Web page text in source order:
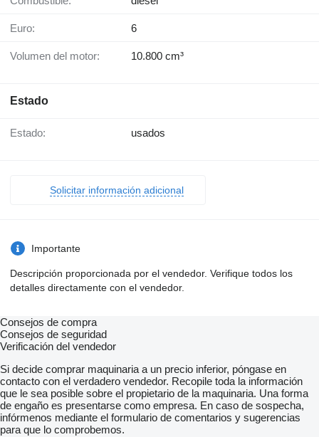
Euro: 6
Volumen del motor: 10.800 cm³
Estado
Estado: usados
Solicitar información adicional
Importante
Descripción proporcionada por el vendedor. Verifique todos los
detalles directamente con el vendedor.
Consejos de compra
Consejos de seguridad
Verificación del vendedor
Si decide comprar maquinaria a un precio inferior, póngase en
contacto con el verdadero vendedor. Recopile toda la información
que le sea posible sobre el propietario de la maquinaria. Una forma
de engaño es presentarse como empresa. En caso de sospecha,
infórmenos mediante el formulario de comentarios y sugerencias
para que lo comprobemos.